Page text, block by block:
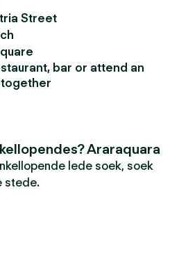
Street
bar or attend an
Araraquara
lede soek, soek
stede.